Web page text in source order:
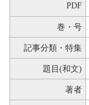
PDF
巻・号
記事分類・特集
題目(和文)
著者